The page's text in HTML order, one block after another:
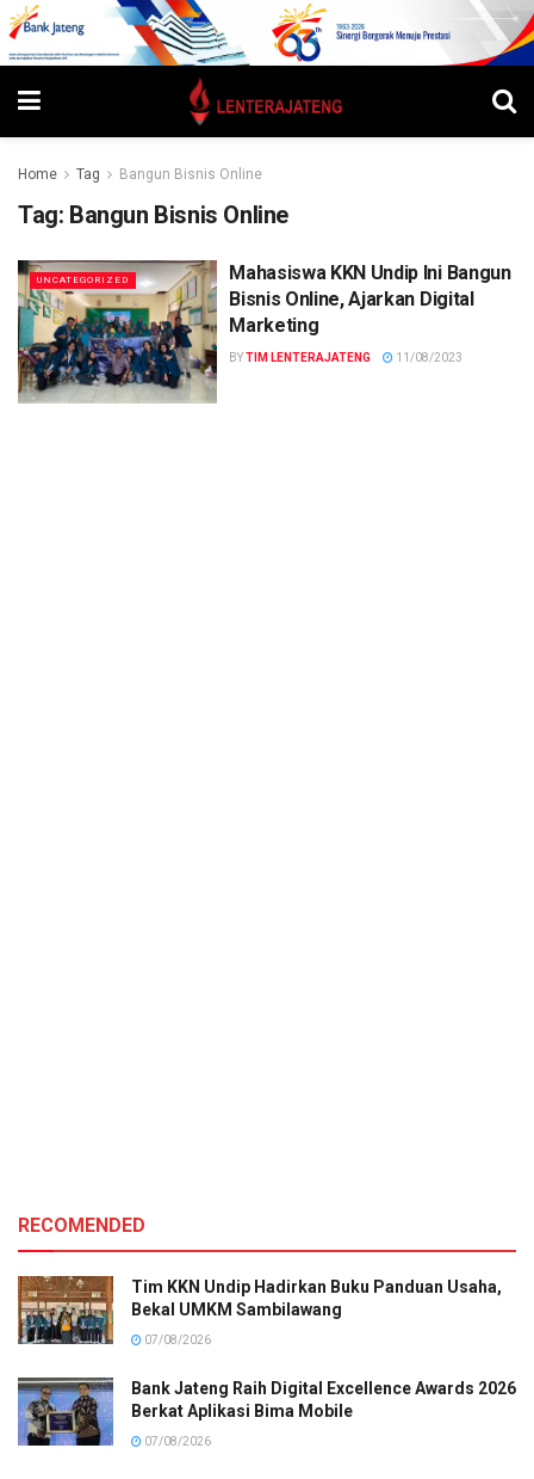
Home Tag Bangun Bisnis Online
Tag: Bangun Bisnis Online
UNCATEGORIZED
Mahasiswa KKN Undip Ini Bangun
Bisnis Online, Ajarkan Digital
Marketing
BYTIM LENTERAJATENG 11/08/2023
RECOMENDED
Tim KKN Undip Hadirkan Buku Panduan Usaha,
Bekal UMKM Sambilawang
07/08/2026
Bank Jateng Raih Digital Excellence Awards 2026
Berkat Aplikasi Bima Mobile
07/08/2026